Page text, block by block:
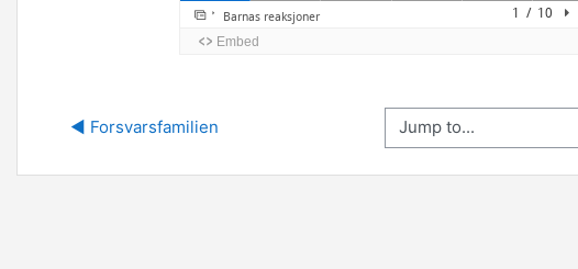
◀︎ Forsvarsfamilien Jump to...